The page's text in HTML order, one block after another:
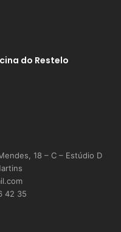
do Restelo
18 – C – Estúdio D
42 35